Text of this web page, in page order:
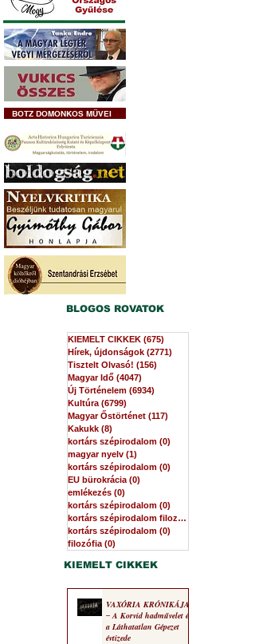
BOTZ DOMONKOS MŰVEI
BLOGOS ROVATOK
KIEMELT CIKKEK (675)
Hírek, újdonságok (2771)
Tisztelt Olvasó! (156)
Magyar Idő (4047)
Új Történelem (6934)
Kultúra (6799)
Magyar Őstörténet (117)
Kakukk (8)
kortárs szépirodalom (0)
magyar nyelv (1)
kortárs szépirodalom (0)
EU bürokrácia (0)
emlékezés (0)
kortárs szépirodalom (0)
kortárs szépirodalom filozófia
kortárs szépirodalom (0)
filozófia (0)
KIEMELT CIKKEK
VAXÓRIA KRÓNIKÁJA
‒ A Korvid hadművelet és
a Láthatatlan Gépezet
évtizede